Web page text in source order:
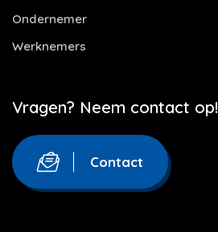
Ondernemer
Werknemers
Vragen? Neem contact op!
Contact